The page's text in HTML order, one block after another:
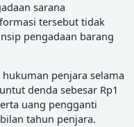
sarana
tersebut tidak
pengadaan barang
penjara selama
denda sebesar Rp1
uang pengganti
tahun penjara.